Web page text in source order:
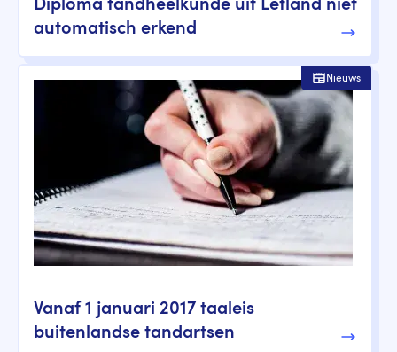
Diploma tandheelkunde uit Letland niet
automatisch erkend
Vanaf 1 januari 2017 taaleis
buitenlandse tandartsen
Nieuws